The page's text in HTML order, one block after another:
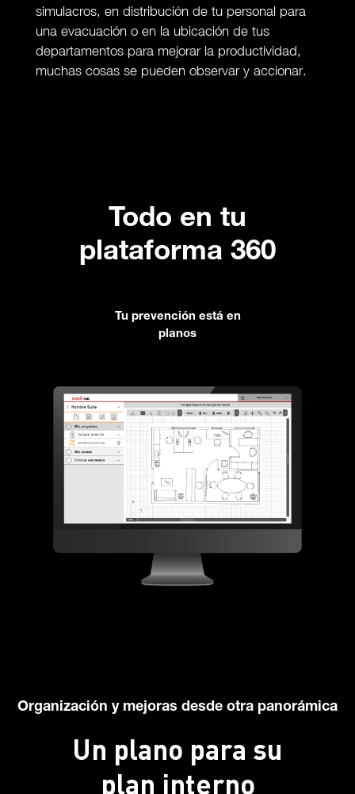
simulacros, en distribución de tu personal para
una evacuación o en la ubicación de tus
departamentos para mejorar la productividad,
muchas cosas se pueden observar y accionar.
Todo en tu
plataforma 360
Tu prevención está en
planos
Organización y mejoras desde otra panorámica
Un plano para su
plan interno